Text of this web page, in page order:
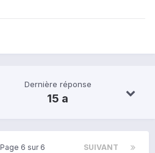
Dernière réponse
15 a
SUIVANT
Page 6 sur 6